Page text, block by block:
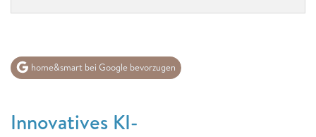
home&smart bei Google bevorzugen
Innovatives KI-